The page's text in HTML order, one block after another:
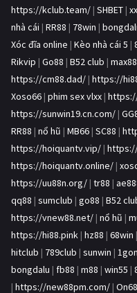
https://kclub.team/ | SHBET |
nhà cái | RR88 | 78win |
Xóc đĩa online | Kèo nhà cái 5 |
Rikvip | Go88 | B52 club | max88
https://cm88.dad/ | https://
Xoso66 | phim sex vlxx |
https://sunwin19.cn.com/ |
RR88 | nổ hũ | MB66 | SC88 |
https://hoiquantv.vip/ |
https://hoiquantv.online/ |
https://uu88n.org/ | tr88 |
qq88 | sumclub | go88 | B52
https://vnew88.net/ | nổ hũ |
https://hi88.pink | hz88 | 68win |
hitclub | 789club | sunwin |
bongdalu | fb88 | m88 | win55 |
| https://new88pm.com/ | On68